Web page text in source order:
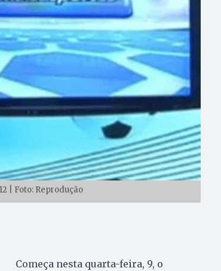
| Foto: Reprodução
Começa nesta quarta-feira, 9, o